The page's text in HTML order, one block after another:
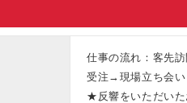
仕事の流れ：客先
受注→現場立ち会い
★反響をいただいた